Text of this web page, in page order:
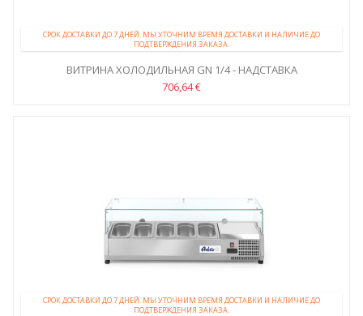
СРОК ДОСТАВКИ ДО 7 ДНЕЙ. МЫ УТОЧНИМ ВРЕМЯ ДОСТАВКИ И НАЛИЧИЕ ДО
ПОДТВЕРЖДЕНИЯ ЗАКАЗА.
ВИТРИНА ХОЛОДИЛЬНАЯ GN 1/4 - НАДСТАВКА
706,64 €
СРОК ДОСТАВКИ ДО 7 ДНЕЙ. МЫ УТОЧНИМ ВРЕМЯ ДОСТАВКИ И НАЛИЧИЕ ДО
ПОДТВЕРЖДЕНИЯ ЗАКАЗА.